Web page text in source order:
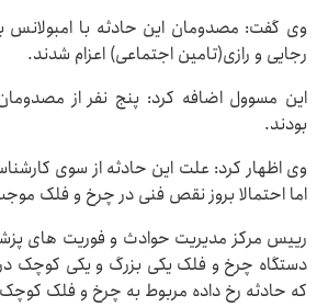
وی گفت: مصدومان این حادثه با امبولانس
رجایی و رازی(تامین اجتماعی) اعزام شدند.
این مسوول اضافه کرد: پنج نفر از
بودند.
وی اظهار کرد: علت این حادثه از سوی
اما احتمالا بروز نقص فنی در چرخ و فلک
دستگاه چرخ و فلک یکی بزرگ و یکی کوچک در
که حادثه رخ داده مربوط به چرخ و فلک